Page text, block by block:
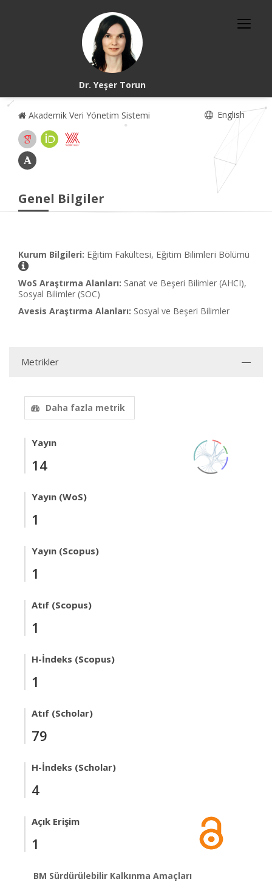
Dr. Yeşer Torun
Akademik Veri Yönetim Sistemi English
Genel Bilgiler
Kurum Bilgileri: Eğitim Fakültesi, Eğitim Bilimleri Bölümü
WoS Araştırma Alanları: Sanat ve Beşeri Bilimler (AHCI),
Sosyal Bilimler (SOC)
Avesis Araştırma Alanları: Sosyal ve Beşeri Bilimler
Metrikler
Daha fazla metrik
Yayın
14
Yayın (WoS)
1
Yayın (Scopus)
1
Atıf (Scopus)
1
H-İndeks (Scopus)
1
Atıf (Scholar)
79
H-İndeks (Scholar)
4
Açık Erişim
1
BM Sürdürülebilir Kalkınma Amaçları